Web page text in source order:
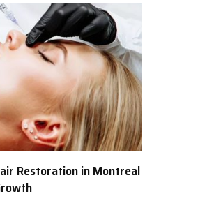
Restoration in Montreal